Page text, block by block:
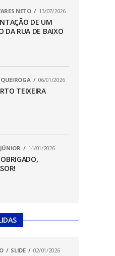
NETO 13/07/2026
DE UM
DA RUA DE BAIXO
06/01/2026
TEIXEIRA
14/01/2026
SLIDE 02/01/2026